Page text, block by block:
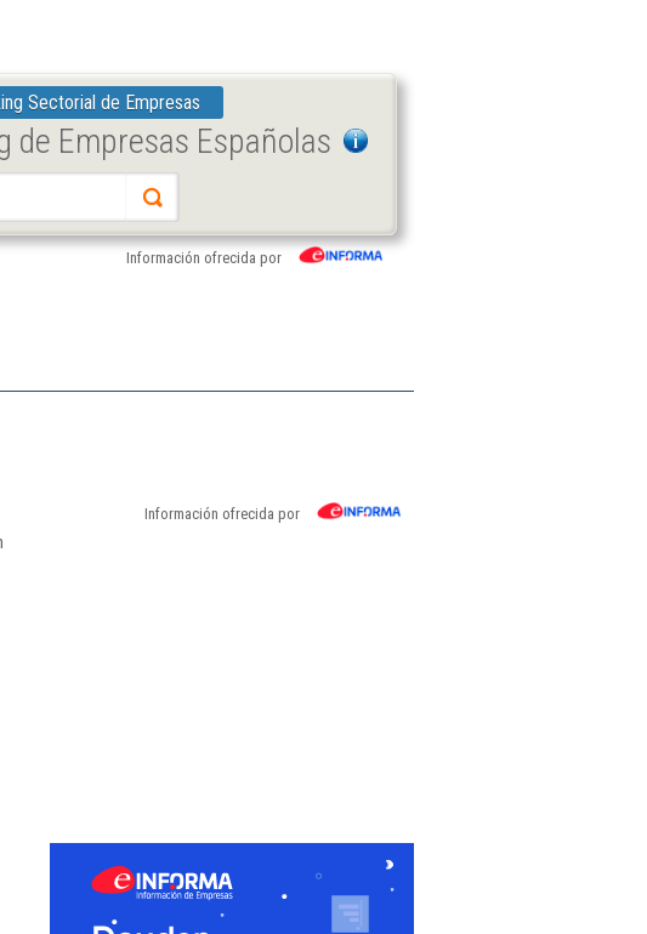
Sectorial de Empresas
de Empresas Españolas
Información ofrecida por
Información ofrecida por